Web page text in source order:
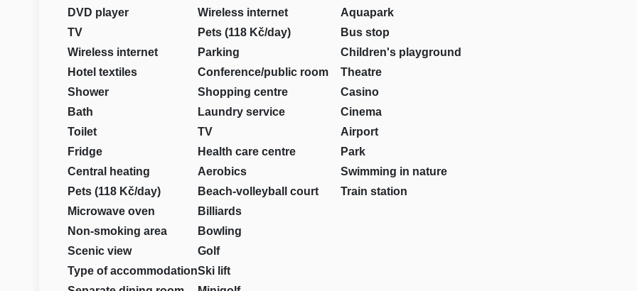
DVD player
TV
Wireless internet
Hotel textiles
Shower
Bath
Toilet
Fridge
Central heating
Pets (118 Kč/day)
Microwave oven
Non-smoking area
Scenic view
Type of accommodation
Wireless internet
Pets (118 Kč/day)
Parking
Conference/public room
Shopping centre
Laundry service
TV
Health care centre
Aerobics
Beach-volleyball court
Billiards
Bowling
Golf
Ski lift
Aquapark
Bus stop
Children's playground
Theatre
Casino
Cinema
Airport
Park
Swimming in nature
Train station